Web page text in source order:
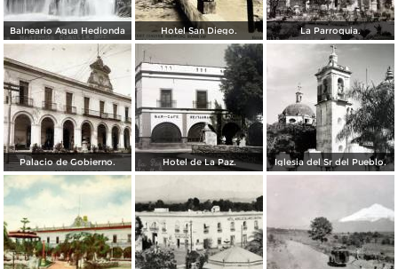
Balneario Agua Hedionda Hotel San Diego. La Parroquia.
Palacio de Gobierno. Hotel de La Paz. Iglesia del Sr del Pueblo.